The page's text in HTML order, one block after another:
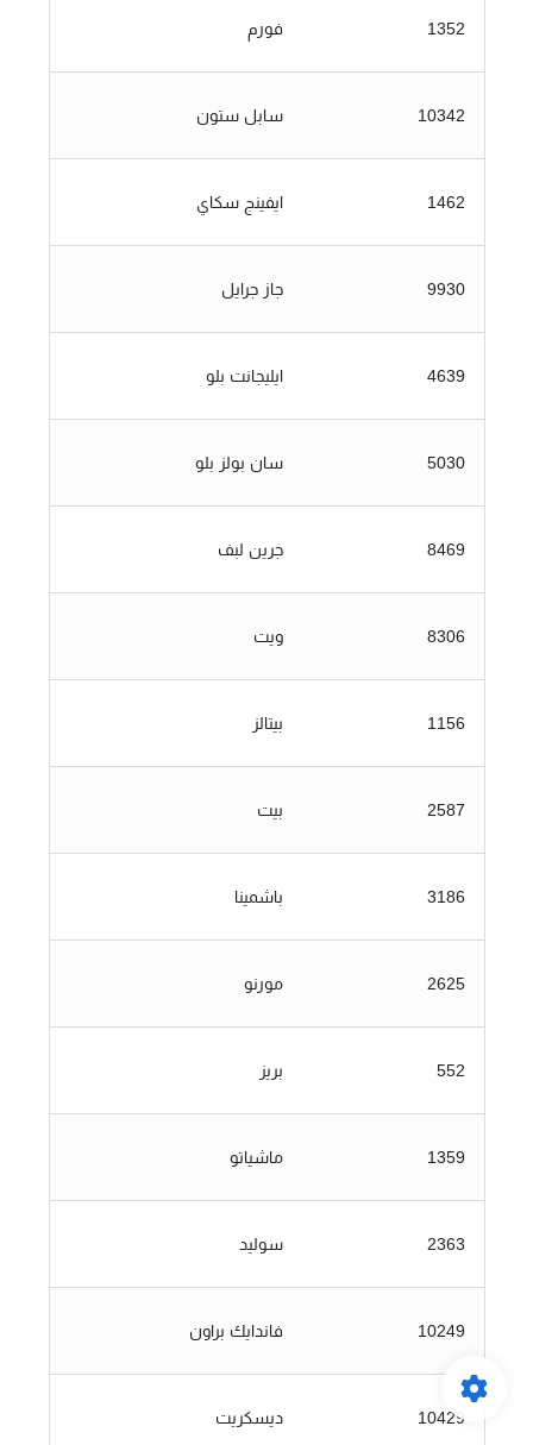
1352 فورم
10342 سابل ستون
1462 ايفينج سكاي
9930 جاز جرايل
4639 ايليجانت بلو
5030 سان بولز بلو
8469 جرين لبف
8306 ويت
1156 بيتالز
2587 بيت
3186 باشمينا
2625 مورنو
552 بريز
1359 ماشياتو
2363 سوليد
10249 فاندايك براون
10429 ديسكريت